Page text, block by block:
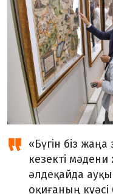
«Бүгін біз
кезекті
әлдеқайда
оқиғаның